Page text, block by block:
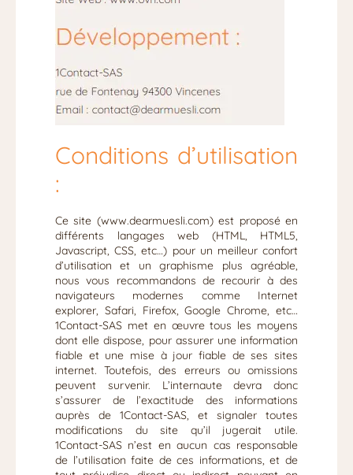
Conditions d’utilisation
:
Ce site (www.dearmuesli.com) est proposé en
différents langages web (HTML, HTML5,
Javascript, CSS, etc…) pour un meilleur confort
d’utilisation et un graphisme plus agréable,
nous vous recommandons de recourir à des
navigateurs modernes comme Internet
explorer, Safari, Firefox, Google Chrome, etc…
1Contact-SAS met en œuvre tous les moyens
dont elle dispose, pour assurer une information
fiable et une mise à jour fiable de ses sites
internet. Toutefois, des erreurs ou omissions
peuvent survenir. L’internaute devra donc
s’assurer de l’exactitude des informations
auprès de 1Contact-SAS, et signaler toutes
modifications du site qu’il jugerait utile.
1Contact-SAS n’est en aucun cas responsable
de l’utilisation faite de ces informations, et de